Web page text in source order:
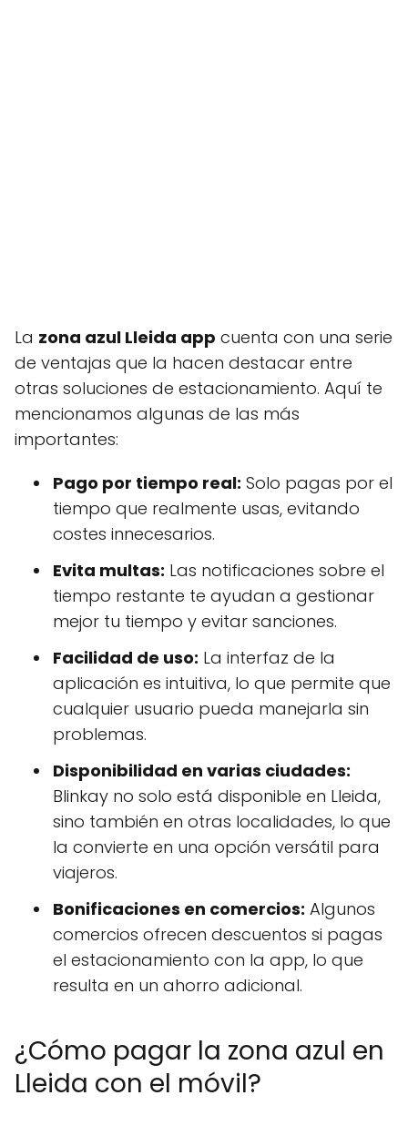
La zona azul Lleida app cuenta con una serie
de ventajas que la hacen destacar entre
otras soluciones de estacionamiento. Aquí te
mencionamos algunas de las más
importantes:
Pago por tiempo real: Solo pagas por el
tiempo que realmente usas, evitando
costes innecesarios.
Evita multas: Las notificaciones sobre el
tiempo restante te ayudan a gestionar
mejor tu tiempo y evitar sanciones.
Facilidad de uso: La interfaz de la
aplicación es intuitiva, lo que permite que
cualquier usuario pueda manejarla sin
problemas.
Disponibilidad en varias ciudades:
Blinkay no solo está disponible en Lleida,
sino también en otras localidades, lo que
la convierte en una opción versátil para
viajeros.
Bonificaciones en comercios: Algunos
comercios ofrecen descuentos si pagas
el estacionamiento con la app, lo que
resulta en un ahorro adicional.
¿Cómo pagar la zona azul en
Lleida con el móvil?